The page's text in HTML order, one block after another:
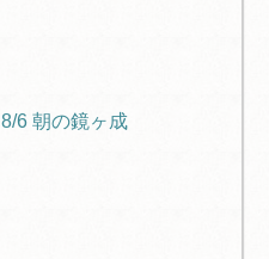
8/6 朝の鏡ヶ成